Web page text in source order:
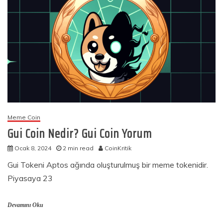
Meme Coin
Gui Coin Nedir? Gui Coin Yorum
Ocak 8, 2024 2 min read CoinKritik
Gui Tokeni Aptos ağında oluşturulmuş bir meme tokenidir.
Piyasaya 23
Devamını Oku